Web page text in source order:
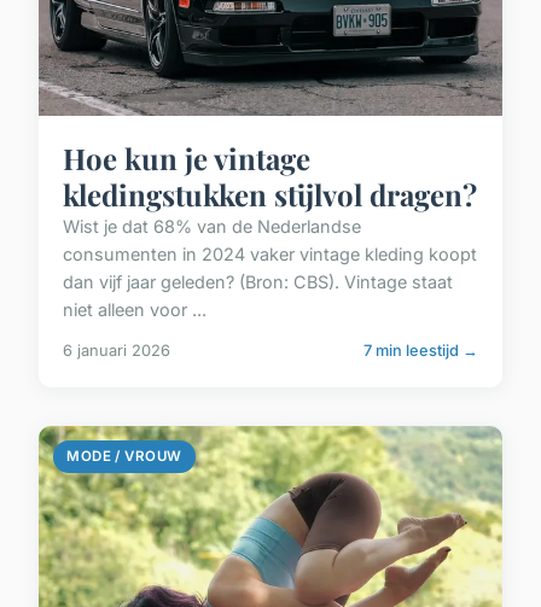
Hoe kun je vintage
kledingstukken stijlvol dragen?
Wist je dat 68% van de Nederlandse
consumenten in 2024 vaker vintage kleding koopt
dan vijf jaar geleden? (Bron: CBS). Vintage staat
niet alleen voor ...
6 januari 2026 7 min leestijd →
MODE / VROUW